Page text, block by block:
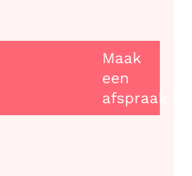
Maak
een
afspraak